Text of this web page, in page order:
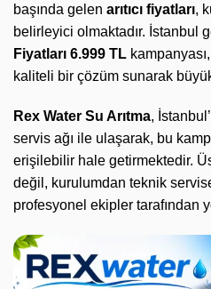
başında gelen arıtıcı fiyatları,
belirleyici olmaktadır. İstanbul
Fiyatları 6.999 TL
kaliteli bir çözüm sunarak
Rex Water Su Arıtma,
servis ağı ile ulaşarak, bu
erişilebilir hale getirmektedir.
değil, kurulumdan teknik
profesyonel ekipler tarafından